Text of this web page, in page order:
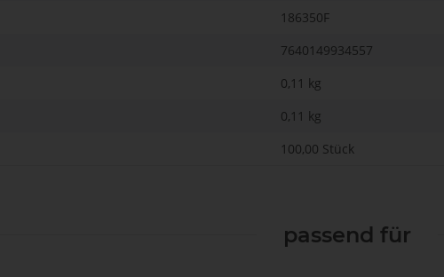
186350F
7640149934557
0,11 kg
0,11 kg
100,00 Stück
passend für